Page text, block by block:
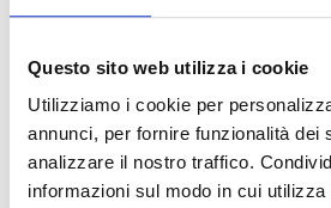
Questo sito web utilizza i cookie
Utilizziamo i cookie per
annunci, per fornire funzionalità dei
analizzare il nostro traffico.
informazioni sul modo in cui
In questo contesto si inserisce il
, finanziato dall’
Cooperazione allo Sviluppo